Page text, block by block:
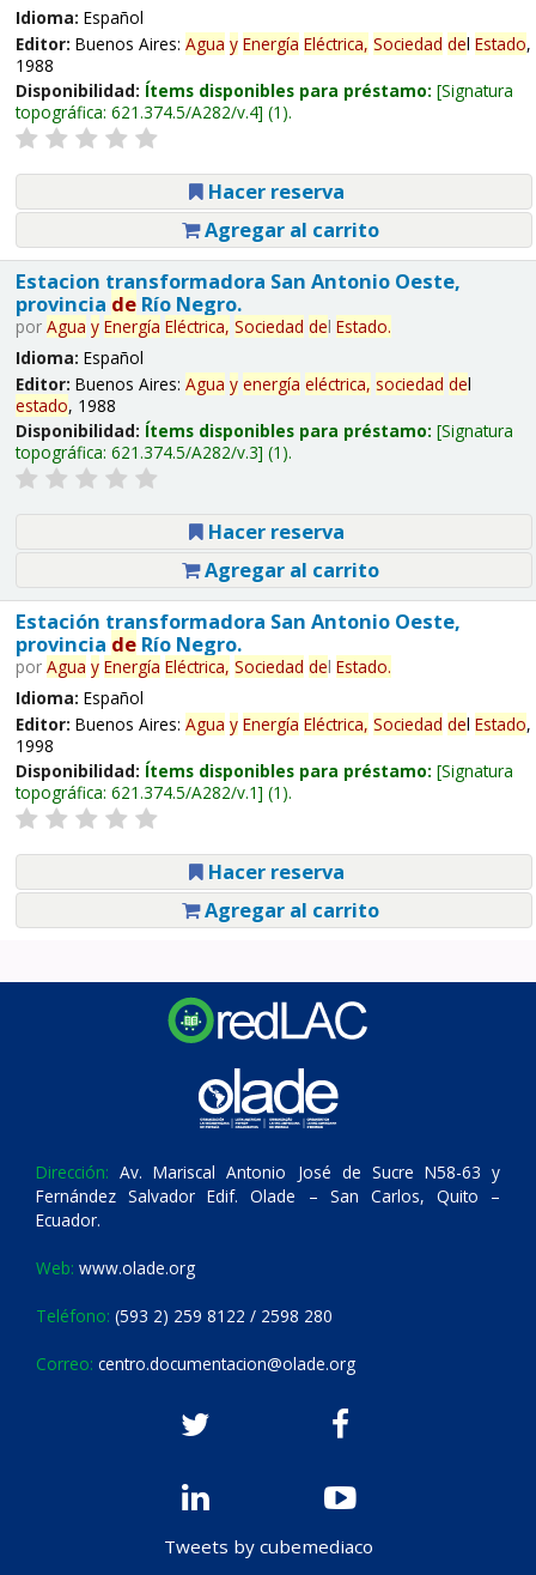
Idioma: Español
Editor: Buenos Aires: Agua y Energía Eléctrica, Sociedad del Estado,
1988
Disponibilidad: Ítems disponibles para préstamo: Signatura
topográfica: 621.374.5/A282/v.4 (1).
Hacer reserva
Agregar al carrito
Estacion transformadora San Antonio Oeste,
provincia deRío Negro.
por Agua y Energía Eléctrica, Sociedad del Estado.
Idioma: Español
Editor: Buenos Aires: Agua y energía eléctrica, sociedad del
estado, 1988
Disponibilidad: Ítems disponibles para préstamo: Signatura
topográfica: 621.374.5/A282/v.3 (1).
Hacer reserva
Agregar al carrito
Estación transformadora San Antonio Oeste,
provincia deRío Negro.
por Agua y Energía Eléctrica, Sociedad del Estado.
Idioma: Español
Editor: Buenos Aires: Agua y Energía Eléctrica, Sociedad del Estado,
1998
Disponibilidad: Ítems disponibles para préstamo: Signatura
topográfica: 621.374.5/A282/v.1 (1).
Hacer reserva
Agregar al carrito
Dirección: Av. Mariscal Antonio José de Sucre N58-63 y
Fernández Salvador Edif. Olade – San Carlos, Quito –
Ecuador.
Web: www.olade.org
Teléfono: (593 2) 259 8122 / 2598 280
Correo: centro.documentacion@olade.org
Tweets by cubemediaco